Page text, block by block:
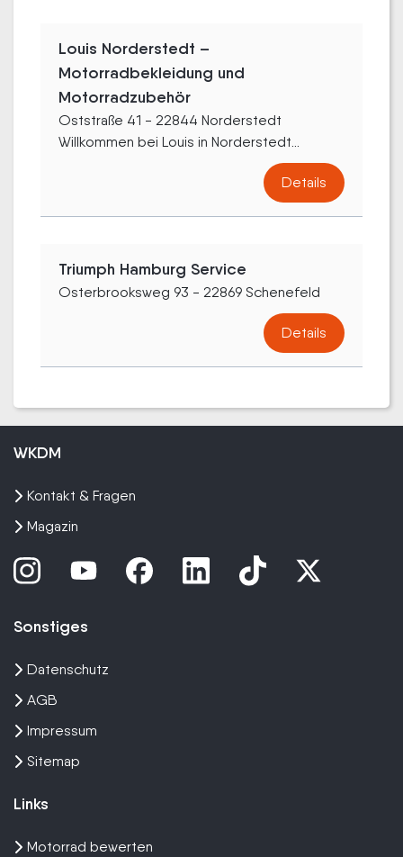
Louis Norderstedt –
Motorradbekleidung und
Motorradzubehör
Oststraße 41 - 22844 Norderstedt
Willkommen bei Louis in Norderstedt...
Details
Triumph Hamburg Service
Osterbrooksweg 93 - 22869 Schenefeld
Details
WKDM
Kontakt & Fragen
Magazin
Sonstiges
Datenschutz
AGB
Impressum
Sitemap
Links
Motorrad bewerten